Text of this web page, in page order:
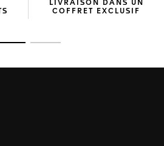
LIVRAISON DANS UN
COFFRET EXCLUSIF